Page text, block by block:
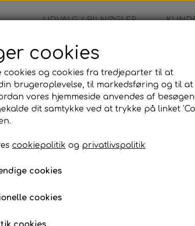
UDVALG / BILNØGLER
/ Skoda - fjernbetjening
/ Skoda -
kr.
bilnøgle inkl. skæring og
du bestiller denne bilnøgle, leveres den
programmeret og testet, så den er klar
kan udføres på den adresse,
din adresse eller udføre arbejdet på vores
cookies
cookies og cookies fra tredjeparter til at
brugeroplevelse, til markedsføring og til at
vores hjemmeside anvendes af
dit samtykke ved at trykke på linket
cookiepolitik og privatlivspolitik
cookies
cookies